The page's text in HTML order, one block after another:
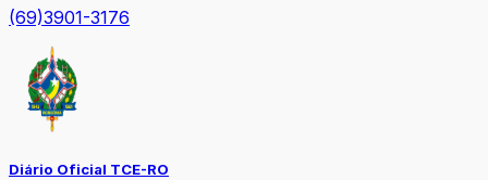
(69)3901-3176
Diário Oficial TCE-RO